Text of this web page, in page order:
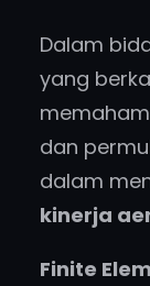
Dalam
yang
dan
dalam
kinerja
Finite